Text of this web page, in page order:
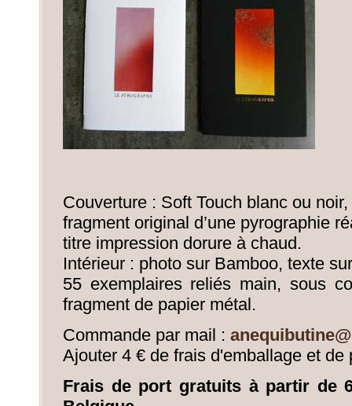
Couverture : Soft Touch blanc ou noir,
fragment original d’une pyrographie
titre impression dorure à chaud.
Intérieur : photo sur Bamboo, texte
55 exemplaires reliés main, sous
fragment de papier métal.
Commande par mail :
Ajouter 4 € de frais d'emballage et
Frais de port gratuits à partir de